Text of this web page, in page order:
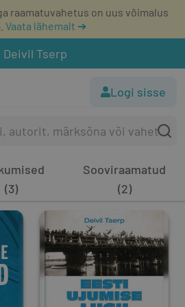
raamatuvahetus on uus võimalus
Vaata lähemalt ➔
Deivil Tserp
Logi sisse
(3)
Sooviraamatud
(2)